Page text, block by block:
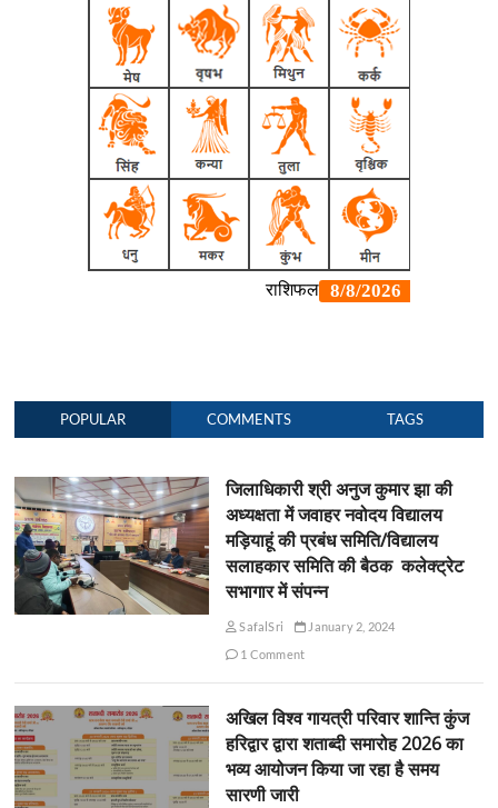
POPULAR COMMENTS TAGS
जिलाधिकारी श्री अनुज कुमार झा की
अध्यक्षता में जवाहर नवोदय विद्यालय
मड़ियाहूं की प्रबंध समिति/विद्यालय
सलाहकार समिति की बैठक कलेक्ट्रेट
सभागार में संपन्न
SafalSri
January 2, 2024
1 Comment
अखिल विश्व गायत्री परिवार शान्ति कुंज
हरिद्वार द्वारा शताब्दी समारोह 2026 का
भव्य आयोजन किया जा रहा है समय
सारणी जारी